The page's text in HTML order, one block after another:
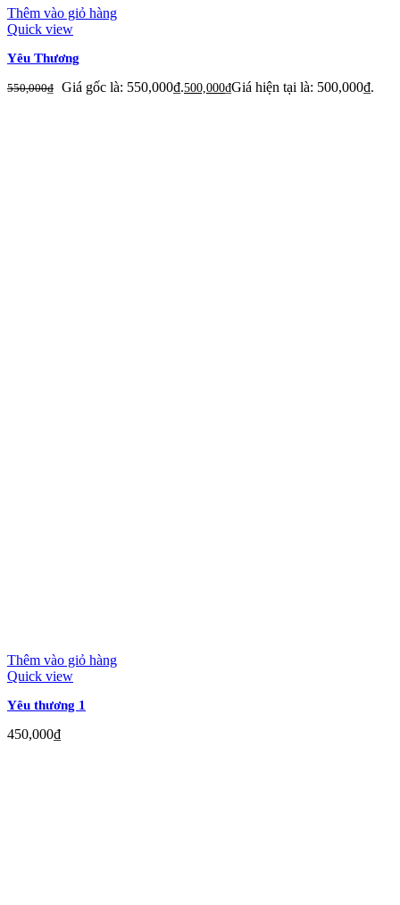
Thêm vào giỏ hàng
Quick view
Yêu Thương
550,000₫ Giá gốc là: 550,000₫.500,000₫Giá hiện tại là: 500,000₫.
Thêm vào giỏ hàng
Quick view
Yêu thương 1
450,000₫